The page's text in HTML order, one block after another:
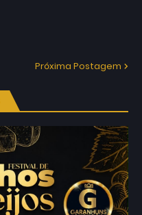
Próxima Postagem